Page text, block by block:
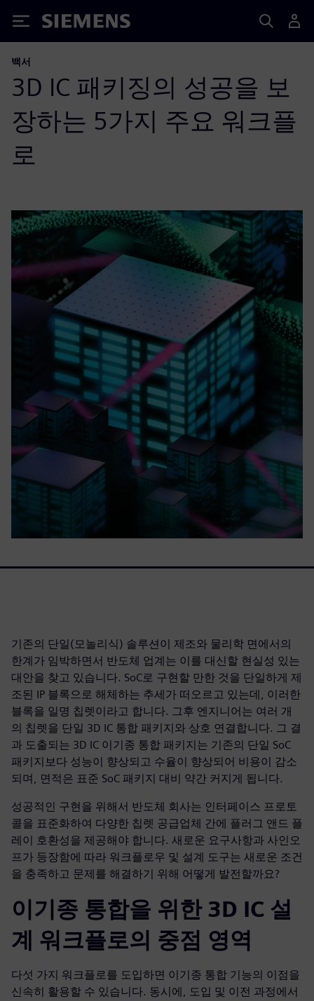
Siemens
백서
3D IC 패키징의 성공을 보
장하는 5가지 주요 워크플
로
기존의 단일(모놀리식) 솔루션이 제조와 물리학 면에서의
한계가 임박하면서 반도체 업계는 이를 대신할 현실성 있는
대안을 찾고 있습니다. SoC로 구현할 만한 것을 단일하게 제
조된 IP 블록으로 해체하는 추세가 떠오르고 있는데, 이러한
블록을 일명 칩렛이라고 합니다. 그후 엔지니어는 여러 개
의 칩렛을 단일 3D IC 통합 패키지와 상호 연결합니다. 그 결
과 도출되는 3D IC 이기종 통합 패키지는 기존의 단일 SoC
패키지보다 성능이 향상되고 수율이 향상되어 비용이 감소
되며, 면적은 표준 SoC 패키지 대비 약간 커지게 됩니다.
성공적인 구현을 위해서 반도체 회사는 인터페이스 프로토
콜을 표준화하여 다양한 칩렛 공급업체 간에 플러그 앤드 플
레이 호환성을 제공해야 합니다. 새로운 요구사항과 사인오
프가 등장함에 따라 워크플로우 및 설계 도구는 새로운 조건
을 충족하고 문제를 해결하기 위해 어떻게 발전할까요?
이기종 통합을 위한 3D IC 설
계 워크플로의 중점 영역
다섯 가지 워크플로를 도입하면 이기종 통합 기능의 이점을
신속히 활용할 수 있습니다. 동시에, 도입 및 이전 과정에서